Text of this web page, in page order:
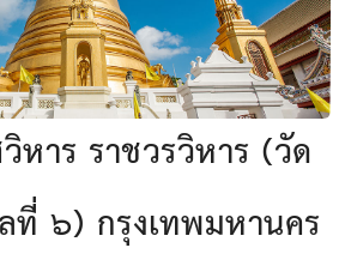
หาร ราชวรวิหาร (วัด
ที่ ๖) กรุงเทพมหานคร